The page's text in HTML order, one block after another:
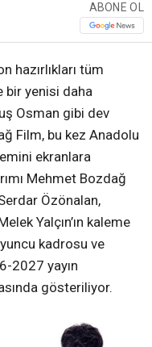
ABONE OL
hazırlıkları tüm
bir yenisi daha
Osman gibi dev
Film, bu kez Anadolu
ekranlara
Mehmet Bozdağ
Özönalan,
Yalçın’ın kaleme
kadrosu ve
2027 yayın
gösteriliyor.